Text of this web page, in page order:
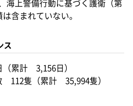
上警備行動に基づく護衛（第
含まれていない。
ス
累計 3,156日）
112隻（累計 35,994隻）